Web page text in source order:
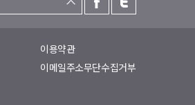
이용약관
이메일주소무단수집거부